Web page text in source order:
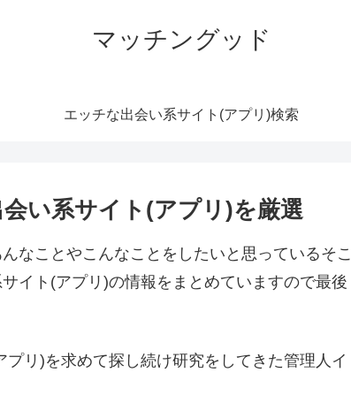
マッチングッド
エッチな出会い系サイト(アプリ)検索
い系サイト(アプリ)を厳選
なことやこんなことをしたいと思っているそこ
イト(アプリ)の情報をまとめていますので最後
リ)を求めて探し続け研究をしてきた管理人イ